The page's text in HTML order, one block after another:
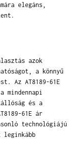
elegáns,
azok
a könnyű
Az AT8189-61E
és a
61E ár
technológiájú
leginkább